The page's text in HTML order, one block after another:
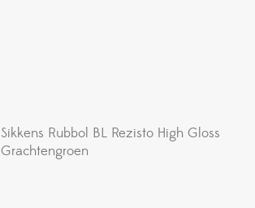
Sikkens Rubbol BL Rezisto High Gloss
Grachtengroen